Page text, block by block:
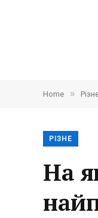
Home »
РІЗНЕ
На